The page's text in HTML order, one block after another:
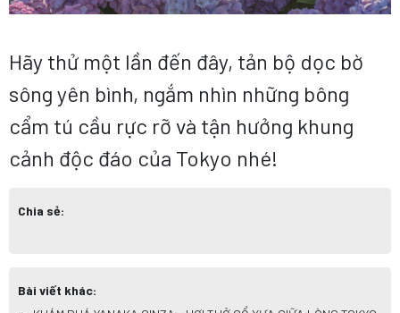
Hãy thử một lần đến đây, tản bộ dọc bờ
sông yên bình, ngắm nhìn những bông
cẩm tú cầu rực rỡ và tận hưởng khung
cảnh độc đáo của Tokyo nhé!
Chia sẻ:
Bài viết khác: